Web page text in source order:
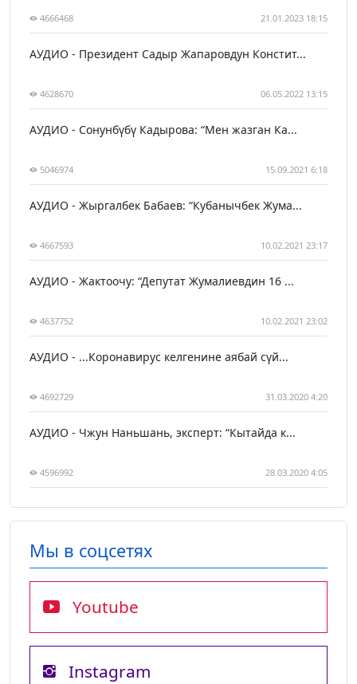
4666468 21.01.2023 18:15
АУДИО - Президент Садыр Жапаровдун Констит...
4628670 06.05.2022 13:15
АУДИО - Сонунбүбү Кадырова: “Мен жазган Ка...
5046974 15.09.2021 6:18
АУДИО - Жыргалбек Бабаев: “Кубанычбек Жума...
4667593 10.02.2021 23:17
АУДИО - Жактоочу: “Депутат Жумалиевдин 16 ...
4637752 10.02.2021 23:02
АУДИО - ...Коронавирус келгенине аябай сүй...
4692729 31.03.2020 4:20
АУДИО - Чжун Наньшань, эксперт: “Кытайда к...
4596992 28.03.2020 4:05
Мы в соцсетях
Youtube
Instagram